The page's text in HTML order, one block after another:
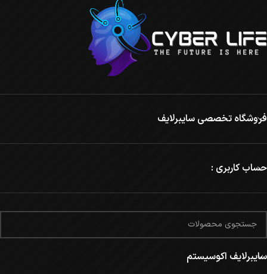
فروشگاه تخصصی سایبرلایف
حساب کاربری :
سایبرلایف اکوسیستم